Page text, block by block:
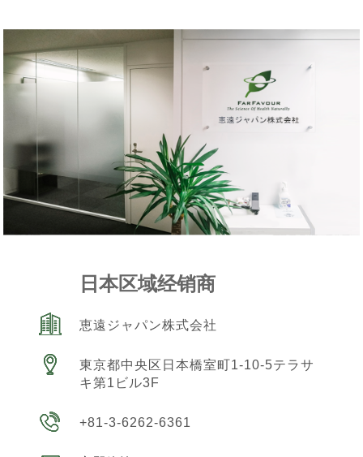
日本区域经销商
恵遠ジャパン株式会社
東京都中央区日本橋室町1-10-5テラサ
キ第1ビル3F
+81-3-6262-6361